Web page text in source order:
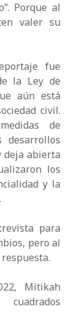
Porque al
valer su
fue
la Ley de
aún está
civil.
de
desarrollos
deja abierta
los
y la
para
pero al
Mítikah